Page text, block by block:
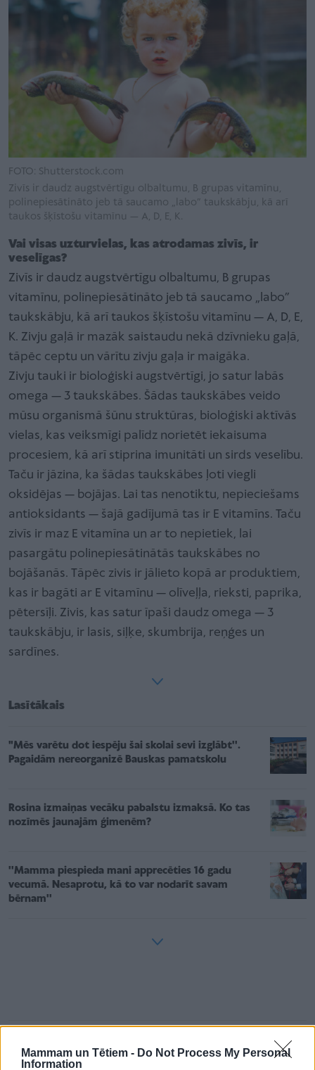
Mammam un Tētiem - Do Not Process My Personal
Information
FOTO: Shutterstock.com
Zivīs ir daudz augstvērtīgu olbaltumu, B grupas vitamīnu,
polinepiesātināto jeb tā saucamo „labo” taukskābju, kā arī
taukos šķīstošu vitamīnu — A, D, E, K.
Vai visas uzturvielas, kas atrodamas zivīs, ir
veselīgas?
Zivīs ir daudz augstvērtīgu olbaltumu, B grupas
vitamīnu, polinepiesātināto jeb tā saucamo „labo”
taukskābju, kā arī taukos šķīstošu vitamīnu — A, D, E,
K. Zivju gaļā ir mazāk saistaudu nekā dzīvnieku gaļā,
tāpēc ceptu un vārītu zivju gaļa ir maigāka.
Zivju tauki ir bioloģiski augstvērtīgi, jo satur labās
omega — 3 taukskābes. Šādas taukskābes veido
mūsu organismā šūnu struktūras, bioloģiski aktīvās
vielas, kas veiksmīgi palīdz norietēt iekaisuma
procesiem, kā arī stiprina imunitāti un sirds veselību.
Taču ir jāzina, ka šādas taukskābes ļoti viegli
oksidējas — bojājas. Lai tas nenotiktu, nepieciešams
antioksidants — šajā gadījumā tas ir E vitamīns. Taču
zivīs ir maz E vitamīna un ar to nepietiek, lai
pasargātu polinepiesātinātās taukskābes no
bojāšanās. Tāpēc zivis ir jālieto kopā ar produktiem,
kas ir bagāti ar E vitamīnu — olīveļļa, rieksti, paprika,
pētersīļi. Zivis, kas satur īpaši daudz omega — 3
taukskābju, ir lasis, siļķe, skumbrija, reņģes un
sardīnes.
Lasītākais
"Mēs varētu dot iespēju šai skolai sevi izglābt''.
Pagaidām nereorganizē Bauskas pamatskolu
Rosina izmaiņas vecāku pabalstu izmaksā. Ko tas
nozīmēs jaunajām ģimenēm?
''Mamma piespieda mani apprecēties 16 gadu
vecumā. Nesaprotu, kā to var nodarīt savam
bērnam''
Zivis ir jālieto kopā ar produktiem, kas ir
bagāti ar E vitamīnu — olīveļļa, rieksti,